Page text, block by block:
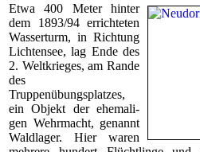
Etwa 400 Meter hinter
dem 1893/94 errichteten
Wasserturm, in Richtung
Lichtensee, lag Ende des
2. Weltkrieges,am Rande
des
Truppenübungsplatzes,
ein Objekt der ehemali­
gen Wehrmacht, genannt
Waldlager. Hier waren